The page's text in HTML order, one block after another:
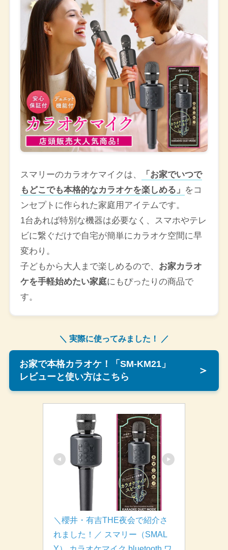
スマリーのカラオケマイクは、
「お家でいつで
もどこでも本格的なカラオケを楽しめる」 をコ
ンセプトに作られた家庭用アイテムです。
1台あれば特別な機器は必要なく、スマホやテレ
ビに繋ぐだけで自宅が簡単にカラオケ空間に早
変わり。
子どもから大人まで楽しめるので、 お家カラオ
ケを手軽始めたい家庭にもぴったりの商品で
す。
＼ 実際に使ってみました！ ／
お家で本格カラオケ！「SM-KM21」
レビューと使い方はこちら
＞
＼櫻井・有吉THE夜会で紹介さ
れました！／ スマリー（SMAL